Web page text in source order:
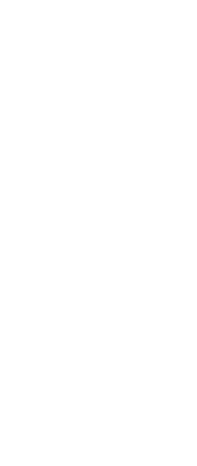
metaka